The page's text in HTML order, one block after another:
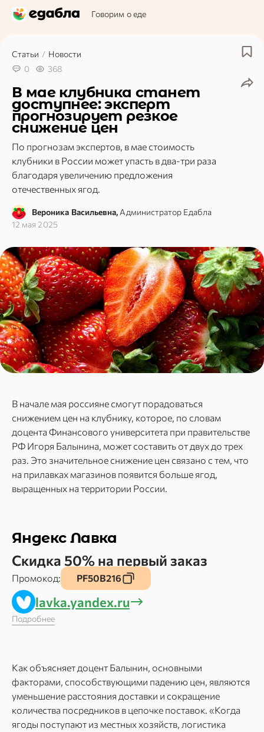
Говорим о еде
Статьи / Новости
0
368
В мае клубника станет
доступнее: эксперт
прогнозирует резкое
снижение цен
По прогнозам экспертов, в мае стоимость
клубники в России может упасть в два-три раза
благодаря увеличению предложения
отечественных ягод.
Вероника Васильевна, Администратор Едабла
12 мая 2025
В начале мая россияне смогут порадоваться
снижением цен на клубнику, которое, по словам
доцента Финансового университета при правительстве
РФ Игоря Балынина, может составить от двух до трех
раз. Это значительное снижение цен связано с тем, что
на прилавках магазинов появится больше ягод,
выращенных на территории России.
Яндекс Лавка
Скидка 50% на первый заказ
Промокод: PF50B216
lavka.yandex.ru
Подробнее
Как объясняет доцент Балынин, основными
факторами, способствующими падению цен, являются
уменьшение расстояния доставки и сокращение
количества посредников в цепочке поставок. «Когда
ягоды поступают из местных хозяйств, логистика